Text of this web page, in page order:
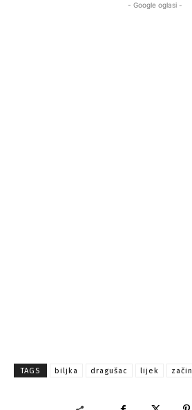
- Google oglasi -
TAGS biljka dragušac lijek začin